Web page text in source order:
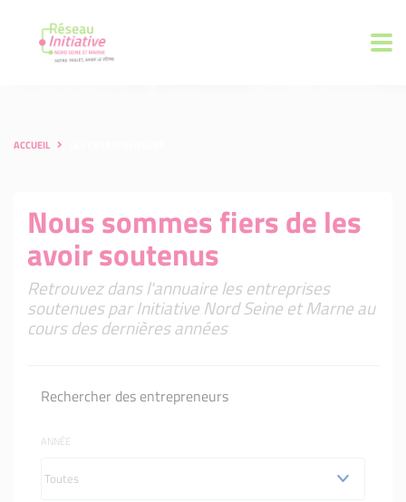
ACCUEIL
Nous sommes fiers de les
avoir soutenus
Retrouvez dans l'annuaire les entreprises
soutenues par Initiative Nord Seine et Marne au
cours des dernières années
Rechercher des entrepreneurs
ANNÉE